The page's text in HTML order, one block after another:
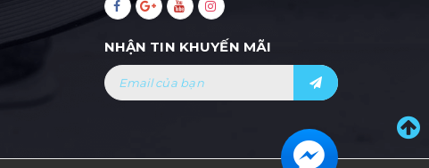
NHẬN TIN KHUYẾN MÃI